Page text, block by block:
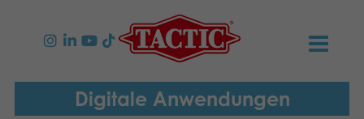
PRODUKTEDigitale Anwendungen